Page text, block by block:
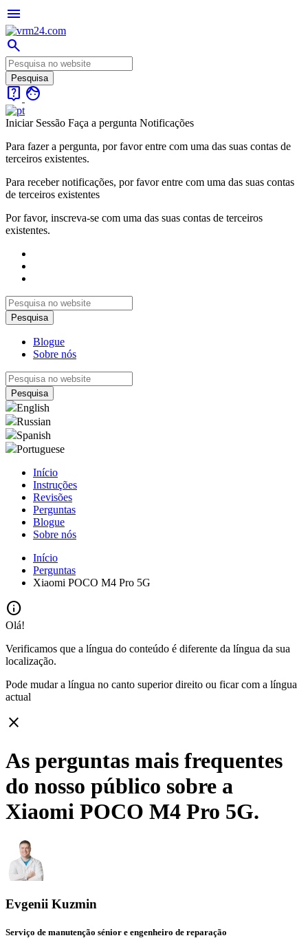
menu
search
live_help face
Iniciar Sessão Faça a pergunta Notificações
Para fazer a pergunta, por favor entre com uma das suas contas de
terceiros existentes.
Para receber notificações, por favor entre com uma das suas contas
de terceiros existentes
Por favor, inscreva-se com uma das suas contas de terceiros
existentes.
Blogue
Sobre nós
English
Russian
Spanish
Portuguese
Início
Instruções
Revisões
Perguntas
Blogue
Sobre nós
Início
Perguntas
Xiaomi POCO M4 Pro 5G
info
Olá!
Verificamos que a língua do conteúdo é diferente da língua da sua
localização.
Pode mudar a língua no canto superior direito ou ficar com a língua
actual
close
As perguntas mais frequentes
do nosso público sobre a
Xiaomi POCO M4 Pro 5G.
Evgenii Kuzmin
Serviço de manutenção sénior e engenheiro de reparação